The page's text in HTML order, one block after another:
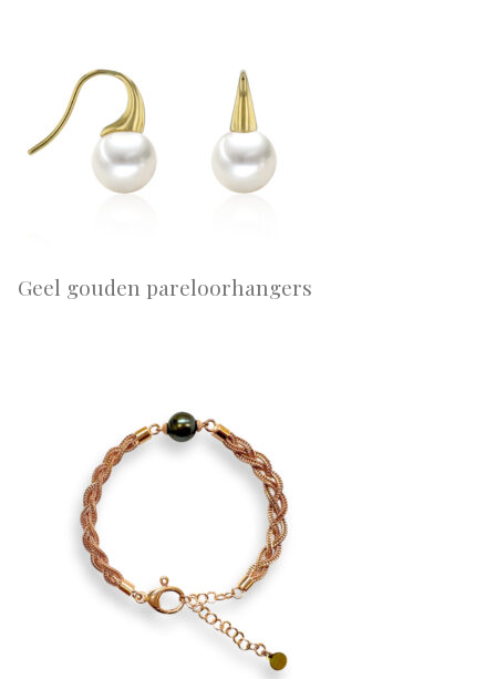
Geel gouden pareloorhangers